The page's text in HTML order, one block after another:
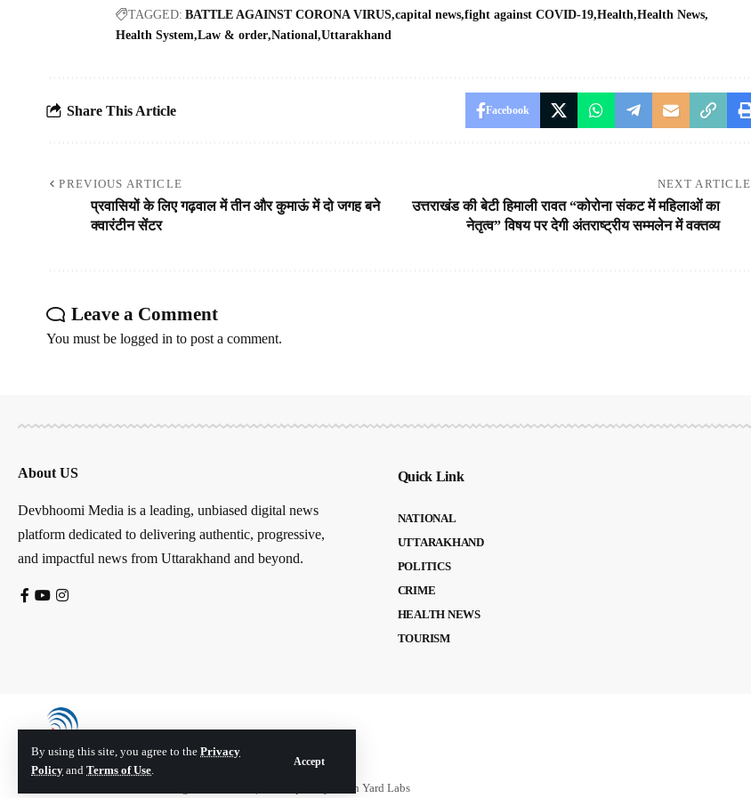
By using this site, you agree to the Privacy
Policy and Terms of Use.
Accept
TAGGED: BATTLE AGAINST CORONA VIRUS capital news fight against COVID-19 Health Health News
Health System Law & order National Uttarakhand
Share This Article Facebook
PREVIOUS ARTICLE
प्रवासियों के लिए गढ़वाल में तीन और कुमाऊं में दो जगह बने
क्वारंटीन सेंटर
NEXT ARTICLE
उत्तराखंड की बेटी हिमाली रावत “कोरोना संकट में महिलाओं का
नेतृत्व” विषय पर देगी अंतराष्ट्रीय सम्मलेन में वक्तव्य
Leave a Comment
You must be logged in to post a comment.
About US
Devbhoomi Media is a leading, unbiased digital news
platform dedicated to delivering authentic, progressive,
and impactful news from Uttarakhand and beyond.
Quick Link
NATIONAL
UTTARAKHAND
POLITICS
CRIME
HEALTH NEWS
TOURISM
Tech Yard Labs